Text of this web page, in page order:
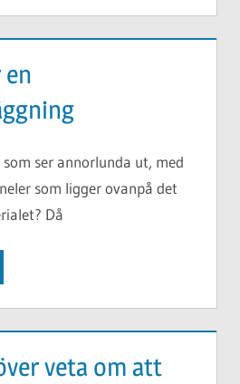
ser annorlunda ut, med
som ligger ovanpå det
Då
veta om att